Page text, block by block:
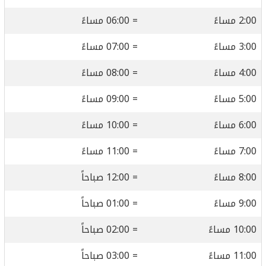
2:00 مساءً
= 06:00 مساءً
3:00 مساءً
= 07:00 مساءً
4:00 مساءً
= 08:00 مساءً
5:00 مساءً
= 09:00 مساءً
6:00 مساءً
= 10:00 مساءً
7:00 مساءً
= 11:00 مساءً
8:00 مساءً
= 12:00 صباحاً
9:00 مساءً
= 01:00 صباحاً
10:00 مساءً
= 02:00 صباحاً
11:00 مساءً
= 03:00 صباحاً